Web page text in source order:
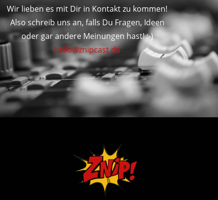
Wir lieben es mit Dir in Kontakt zu kommen!
Also schreib uns an, falls Du Fragen, Ideen
oder gar andere Meinungen hast! :-)
hello@znipcast.de